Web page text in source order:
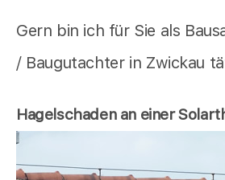
Gern bin ich für Sie als
/ Baugutachter in Zwickau
Hagelschaden an einer